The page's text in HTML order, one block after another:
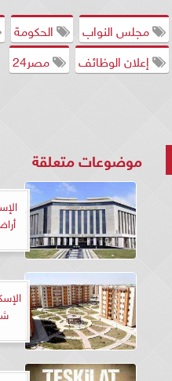
مجلس النواب
الحكومة
إعلان الوظائف
مصر24
موضوعات متعلقة